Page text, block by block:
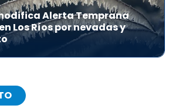
modifica Alerta Temprana
Los Ríos por nevadas y